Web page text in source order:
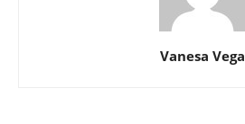
Vanesa Vega